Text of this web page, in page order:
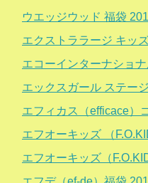
ウエッジウッド 福袋
エクストララージ キッ
エコーインターナショ
エックスガール ステー
エフィカス（efficace）
エフオーキッズ （
エフオーキッズ（